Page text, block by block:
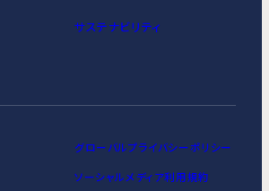
サステナビリティ
グローバルプライバシーポリシー
ソーシャルメディア利用規約